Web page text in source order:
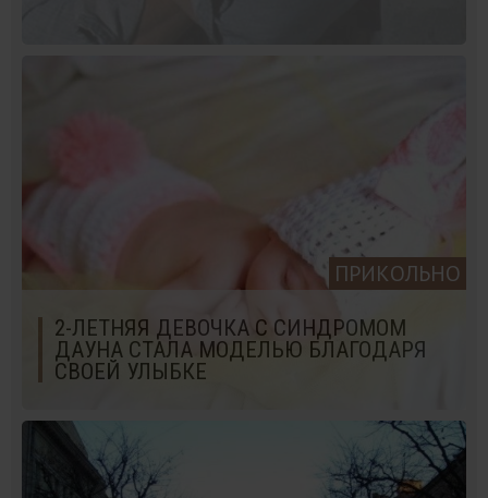
ПРИКОЛЬНО
2-ЛЕТНЯЯ ДЕВОЧКА С СИНДРОМОМ
ДАУНА СТАЛА МОДЕЛЬЮ БЛАГОДАРЯ
СВОЕЙ УЛЫБКЕ